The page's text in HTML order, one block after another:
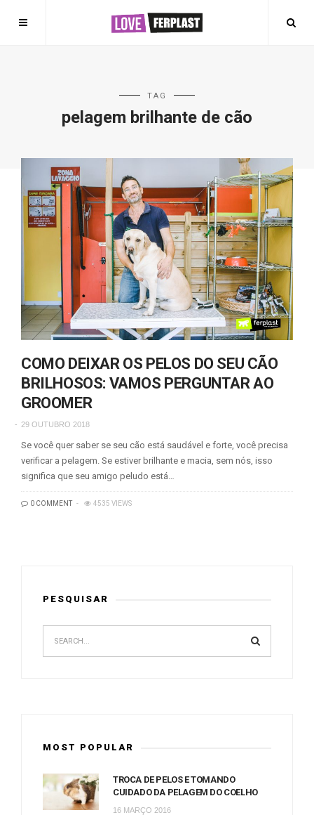
TAG
pelagem brilhante de cão
COMO DEIXAR OS PELOS DO SEU CÃO
BRILHOSOS: VAMOS PERGUNTAR AO
GROOMER
29 OUTUBRO 2018
Se você quer saber se seu cão está saudável e forte, você precisa
verificar a pelagem. Se estiver brilhante e macia, sem nós, isso
significa que seu amigo peludo está…
0 COMMENT 4535 VIEWS
PESQUISAR
MOST POPULAR
TROCA DE PELOS E TOMANDO
CUIDADO DA PELAGEM DO COELHO
16 MARÇO 2016